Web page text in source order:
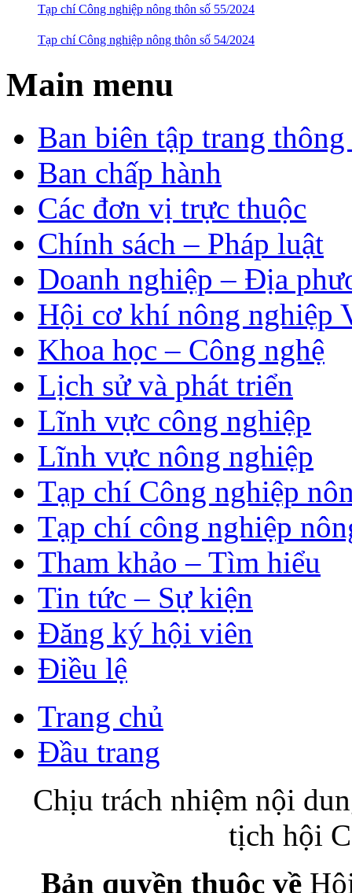
Tạp chí Công nghiệp nông thôn số 55/2024
Tạp chí Công nghiệp nông thôn số 54/2024
Main menu
Ban biên tập trang
Ban chấp hành
Các đơn vị trực thuộc
Chính sách – Pháp luật
Doanh nghiệp – Địa
Hội cơ khí nông nghiệp
Khoa học – Công nghệ
Lịch sử và phát triển
Lĩnh vực công nghiệp
Lĩnh vực nông nghiệp
Tạp chí Công nghiệp
Tạp chí công nghiệp
Tham khảo – Tìm hiểu
Tin tức – Sự kiện
Đăng ký hội viên
Điều lệ
Trang chủ
Đầu trang
Chịu trách nhiệm nội
tịch hội
Bản quyền thuộc về